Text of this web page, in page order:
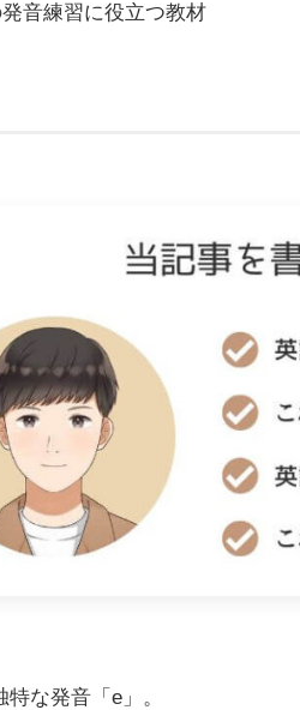
音練習に役立つ教材
な発音「e」。